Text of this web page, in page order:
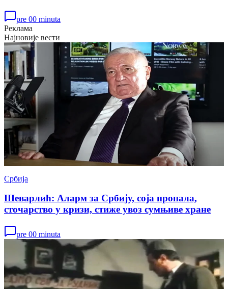
pre 00 minuta
Реклама
Најновије вести
Србија
Шеварлић: Аларм за Србију, соја пропала,
сточарство у кризи, стиже увоз сумњиве хране
pre 00 minuta